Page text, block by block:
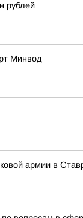
рублей
Минвод
армии в